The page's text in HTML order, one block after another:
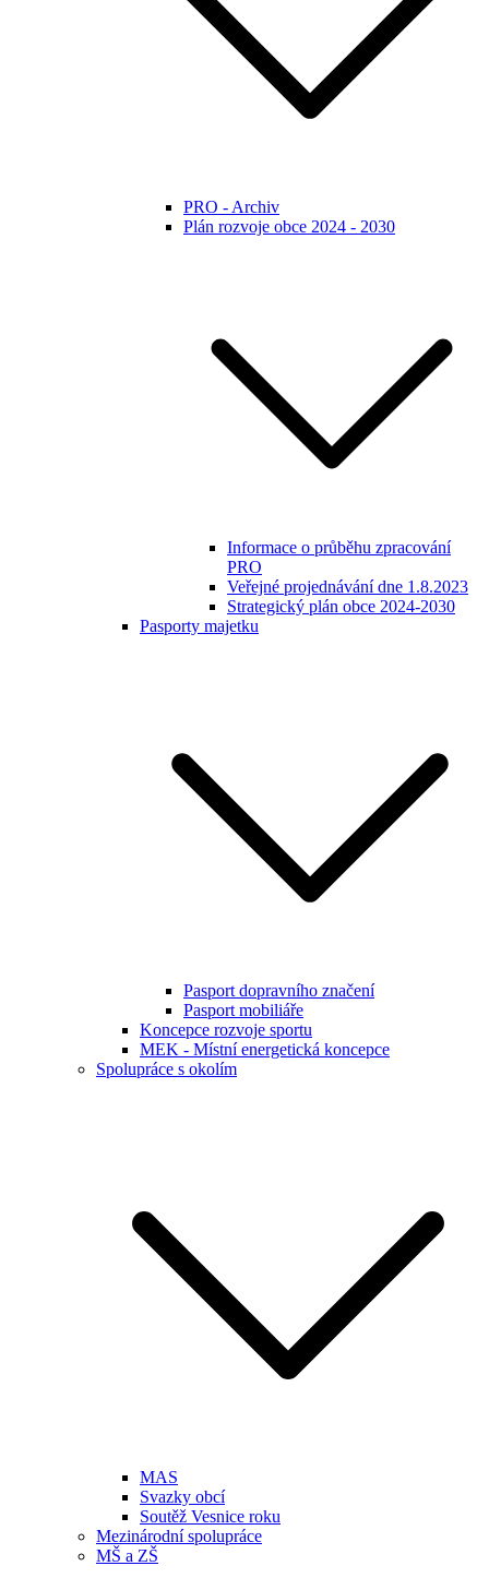
PRO - Archiv
Plán rozvoje obce 2024 - 2030
Informace o průběhu zpracování
PRO
Veřejné projednávání dne 1.8.2023
Strategický plán obce 2024-2030
Pasporty majetku
Pasport dopravního značení
Pasport mobiliáře
Koncepce rozvoje sportu
MEK - Místní energetická koncepce
Spolupráce s okolím
MAS
Svazky obcí
Soutěž Vesnice roku
Mezinárodní spolupráce
MŠ a ZŠ